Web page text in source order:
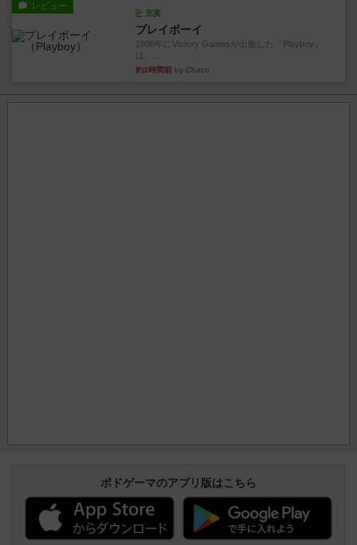
レビュー
充実
プレイボーイ
1986年にVictory Gamesが出版した『Playboy』
は、...
約3時間前 by Chaco
ボドゲーマのアプリ版はこちら